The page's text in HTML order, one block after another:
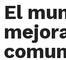
El